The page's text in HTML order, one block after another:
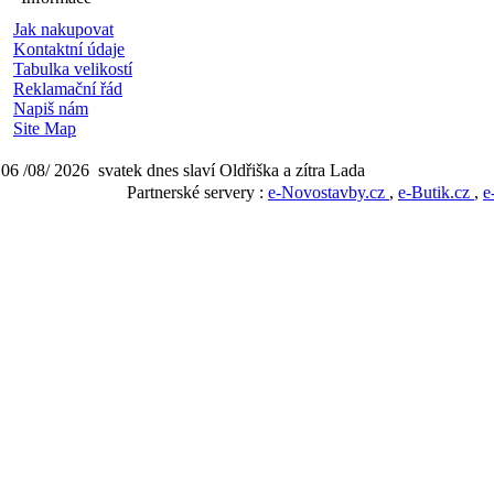
Jak nakupovat
Kontaktní údaje
Tabulka velikostí
Reklamační řád
Napiš nám
Site Map
06 /08/ 2026 svatek dnes slaví Oldřiška a zítra Lada
Partnerské servery : e-Novostavby.cz , e-Butik.cz ,